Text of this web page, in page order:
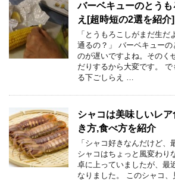
バーベキューのとう
え[超時短の2選を紹介]
「とうもろこしがまだ生
通るの？」 バーベキュー
のが遅いですよね。そのく
だりするから大変です。
る下ごしらえ …
シャコは美味しいレ
き方,食べ方を紹介
「シャコ好きなんだけど、
シャコはちょっと風変わり
卓に上っていましたが、最
なりました。 このシャコ